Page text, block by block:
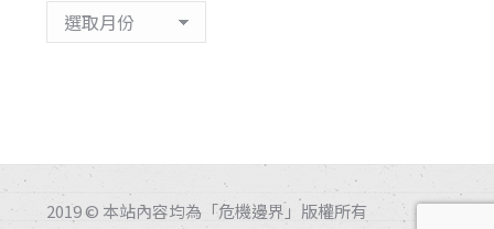
整
2019 © 本站內容均為「危機邊界」版權所有